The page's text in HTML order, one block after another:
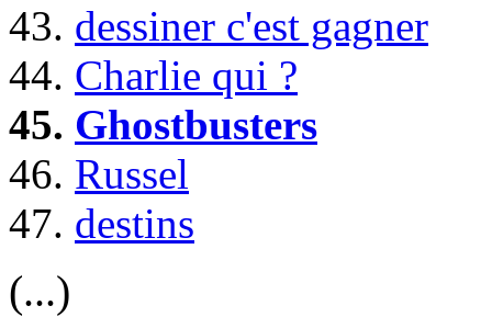
43. dessiner c'est gagner
44. Charlie qui ?
45. Ghostbusters
46. Russel
47. destins
(...)